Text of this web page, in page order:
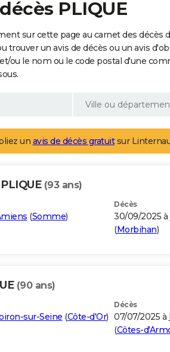
PLIQUE
sur cette page au carnet des décès
trouver un avis de décès ou un avis
ou le nom ou le code postal d'une
un avis de décès gratuitsur
(93 ans)
(Somme)
Décès
30/09/2025 à
(Morbihan)
(90 ans)
sur-Seine (Côte-d'Or)
Décès
07/07/2025 à
(Côtes-